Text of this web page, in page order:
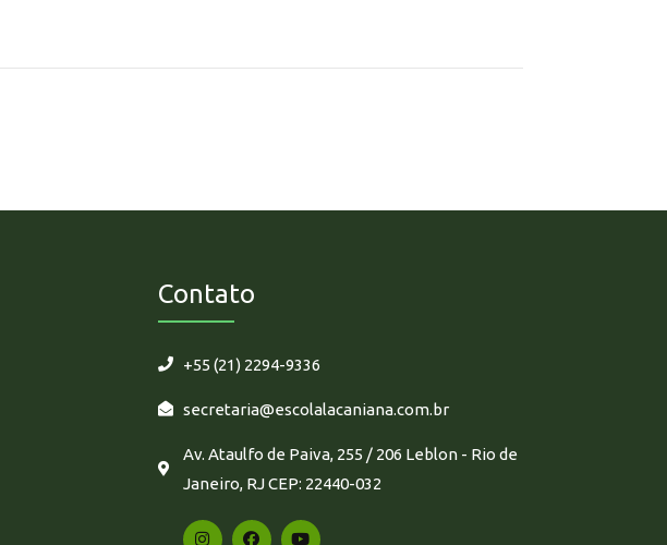
Contato
+55 (21) 2294-9336
secretaria@escolalacaniana.com.br
Av. Ataulfo de Paiva, 255 / 206 Leblon - Rio de
Janeiro, RJ CEP: 22440-032